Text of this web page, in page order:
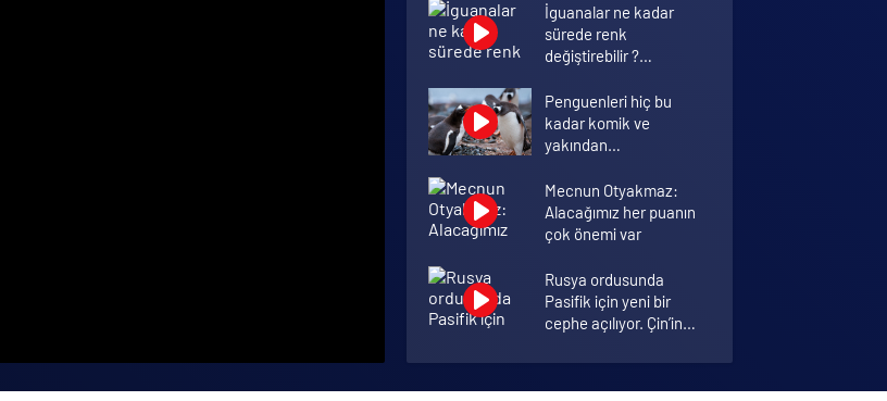
İguanalar ne kadar
sürede renk
değiştirebilir ?
Penguenleri hiç bu
kadar komik ve
yakından
Mecnun Otyakmaz:
Alacağımız her puanın
çok önemi var
Rusya ordusunda
Pasifik için yeni bir
cephe açılıyor. Çin’in
Şenol Güneş: Arda
Turan Milli Takım